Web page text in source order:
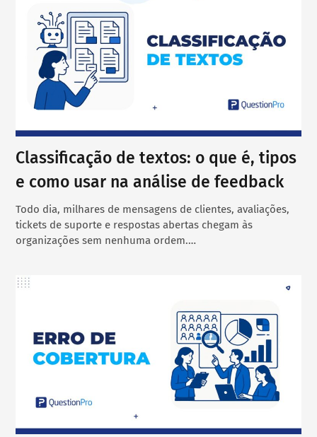
Classificação de textos: o que é, tipos
e como usar na análise de feedback
Todo dia, milhares de mensagens de clientes, avaliações,
tickets de suporte e respostas abertas chegam às
organizações sem nenhuma ordem.…